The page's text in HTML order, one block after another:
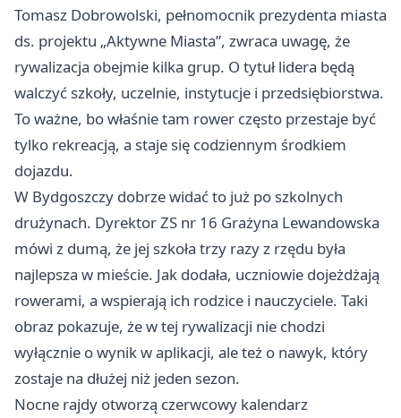
Tomasz Dobrowolski, pełnomocnik prezydenta miasta
ds. projektu „Aktywne Miasta”, zwraca uwagę, że
rywalizacja obejmie kilka grup. O tytuł lidera będą
walczyć szkoły, uczelnie, instytucje i przedsiębiorstwa.
To ważne, bo właśnie tam rower często przestaje być
tylko rekreacją, a staje się codziennym środkiem
dojazdu.
W Bydgoszczy dobrze widać to już po szkolnych
drużynach. Dyrektor ZS nr 16 Grażyna Lewandowska
mówi z dumą, że jej szkoła trzy razy z rzędu była
najlepsza w mieście. Jak dodała, uczniowie dojeżdżają
rowerami, a wspierają ich rodzice i nauczyciele. Taki
obraz pokazuje, że w tej rywalizacji nie chodzi
wyłącznie o wynik w aplikacji, ale też o nawyk, który
zostaje na dłużej niż jeden sezon.
Nocne rajdy otworzą czerwcowy kalendarz